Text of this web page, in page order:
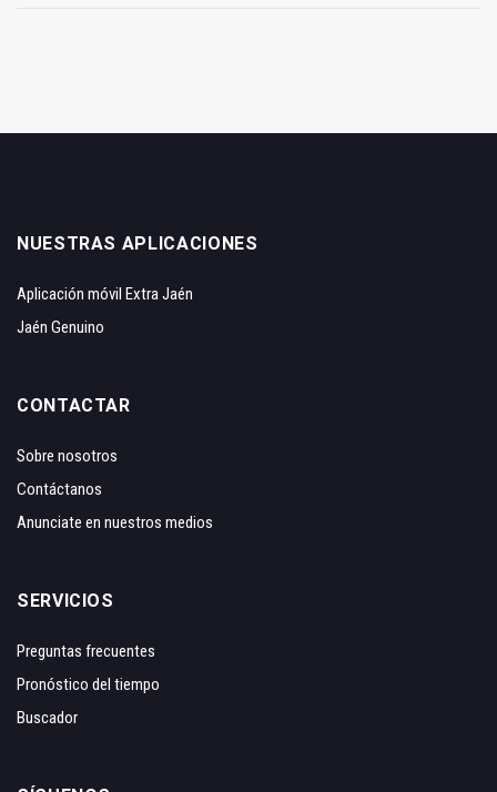
NUESTRAS APLICACIONES
Aplicación móvil Extra Jaén
Jaén Genuino
CONTACTAR
Sobre nosotros
Contáctanos
Anunciate en nuestros medios
SERVICIOS
Preguntas frecuentes
Pronóstico del tiempo
Buscador